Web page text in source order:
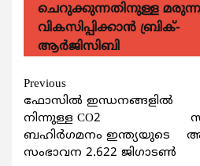
ചെറുക്കുന്നതിനുള്ള
വികസിപ്പിക്കാന്‍ ബ്രിക്-
ആര്‍ജിസിബി
Continue
Reading
Previous
ഫോസില്‍ ഇന്ധനങ്ങളില്‍
നിന്നുള്ള CO2
ബഹിര്‍ഗമനം ഇന്ത്യയുടെ
സംഭാവന 2.622 ജിഗാടണ്‍